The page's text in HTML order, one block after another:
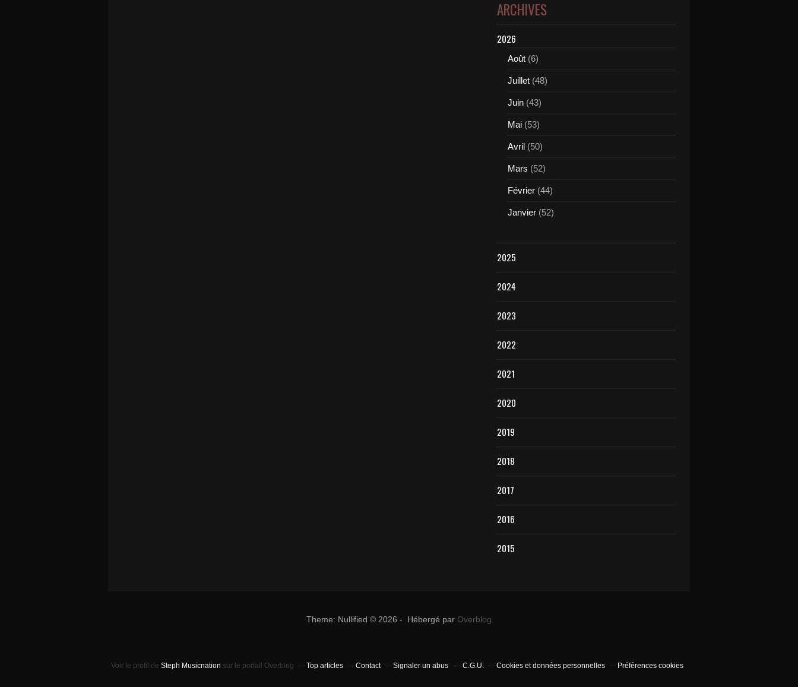
ARCHIVES
2026
Août (6)
Juillet (48)
Juin (43)
Mai (53)
Avril (50)
Mars (52)
Février (44)
Janvier (52)
2025
2024
2023
2022
2021
2020
2019
2018
2017
2016
2015
Theme: Nullified © 2026 - Hébergé par Overblog
Voir le profil de Steph Musicnation sur le portail Overblog Top articles Contact Signaler un abus C.G.U. Cookies et données personnelles Préférences cookies